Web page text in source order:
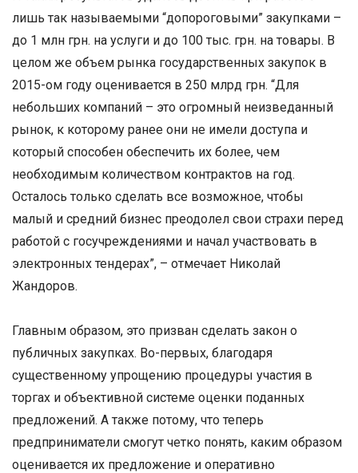
лишь так называемыми “допороговыми” закупками –
до 1 млн грн. на услуги и до 100 тыс. грн. на товары. В
целом же объем рынка государственных закупок в
2015-ом году оценивается в 250 млрд грн. “Для
небольших компаний – это огромный неизведанный
рынок, к которому ранее они не имели доступа и
который способен обеспечить их более, чем
необходимым количеством контрактов на год.
Осталось только сделать все возможное, чтобы
малый и средний бизнес преодолел свои страхи перед
работой с госучреждениями и начал участвовать в
электронных тендерах”, – отмечает Николай
Жандоров.
Главным образом, это призван сделать закон о
публичных закупках. Во-первых, благодаря
существенному упрощению процедуры участия в
торгах и объективной системе оценки поданных
предложений. А также потому, что теперь
предприниматели смогут четко понять, каким образом
оценивается их предложение и оперативно